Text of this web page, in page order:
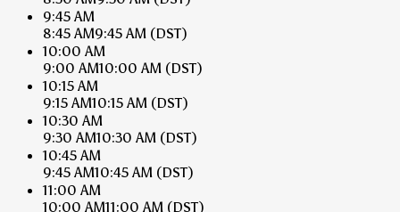
9:45 AM
8:45 AM9:45 AM (DST)
10:00 AM
9:00 AM10:00 AM (DST)
10:15 AM
9:15 AM10:15 AM (DST)
10:30 AM
9:30 AM10:30 AM (DST)
10:45 AM
9:45 AM10:45 AM (DST)
11:00 AM
10:00 AM11:00 AM (DST)